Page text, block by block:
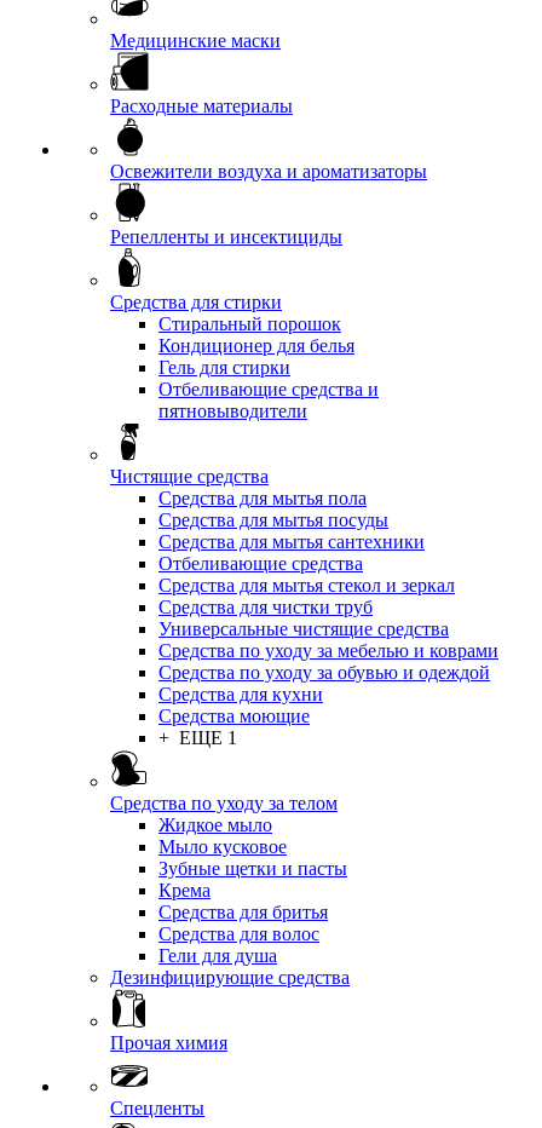
Медицинские маски
Расходные материалы
Освежители воздуха и ароматизаторы
Репелленты и инсектициды
Средства для стирки
Стиральный порошок
Кондиционер для белья
Гель для стирки
Отбеливающие средства и
пятновыводители
Чистящие средства
Средства для мытья пола
Средства для мытья посуды
Средства для мытья сантехники
Отбеливающие средства
Средства для мытья стекол и зеркал
Средства для чистки труб
Универсальные чистящие средства
Средства по уходу за мебелью и коврами
Средства по уходу за обувью и одеждой
Средства для кухни
Средства моющие
+ ЕЩЕ 1
Средства по уходу за телом
Жидкое мыло
Мыло кусковое
Зубные щетки и пасты
Крема
Средства для бритья
Средства для волос
Гели для душа
Дезинфицирующие средства
Прочая химия
Спецленты